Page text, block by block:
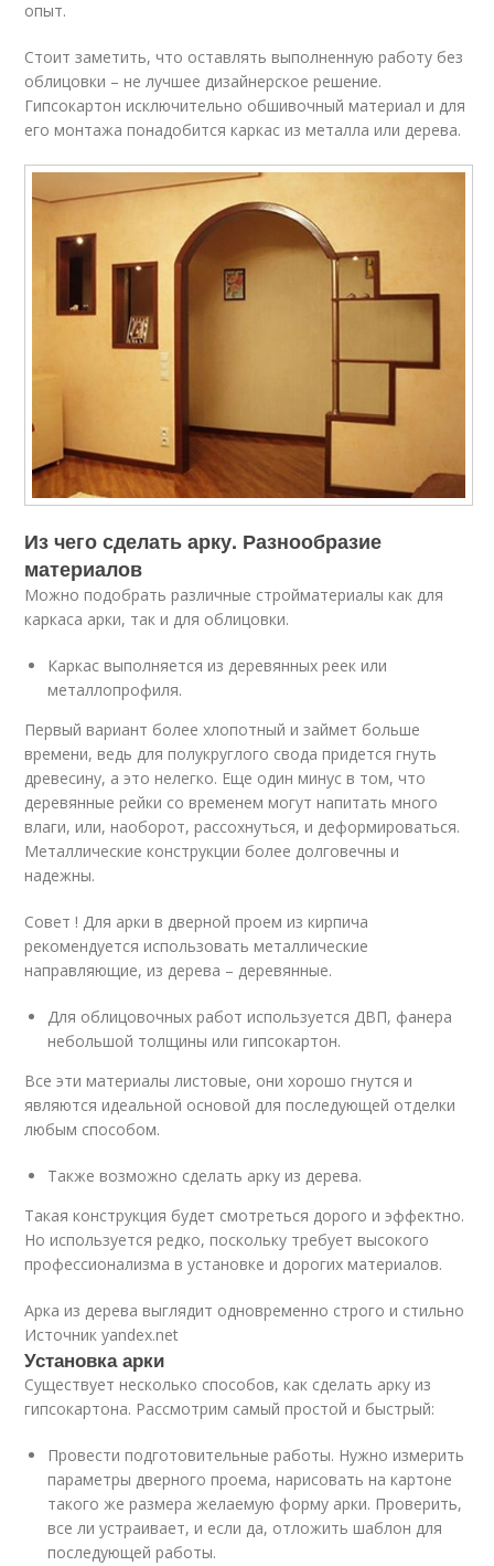
опыт.
Стоит заметить, что оставлять выполненную работу без
облицовки – не лучшее дизайнерское решение.
Гипсокартон исключительно обшивочный материал и для
его монтажа понадобится каркас из металла или дерева.
Из чего сделать арку. Разнообразие
материалов
Можно подобрать различные стройматериалы как для
каркаса арки, так и для облицовки.
Каркас выполняется из деревянных реек или
металлопрофиля.
Первый вариант более хлопотный и займет больше
времени, ведь для полукруглого свода придется гнуть
древесину, а это нелегко. Еще один минус в том, что
деревянные рейки со временем могут напитать много
влаги, или, наоборот, рассохнуться, и деформироваться.
Металлические конструкции более долговечны и
надежны.
Совет ! Для арки в дверной проем из кирпича
рекомендуется использовать металлические
направляющие, из дерева – деревянные.
Для облицовочных работ используется ДВП, фанера
небольшой толщины или гипсокартон.
Все эти материалы листовые, они хорошо гнутся и
являются идеальной основой для последующей отделки
любым способом.
Также возможно сделать арку из дерева.
Такая конструкция будет смотреться дорого и эффектно.
Но используется редко, поскольку требует высокого
профессионализма в установке и дорогих материалов.
Арка из дерева выглядит одновременно строго и стильно
Источник yandex.net
Установка арки
Существует несколько способов, как сделать арку из
гипсокартона. Рассмотрим самый простой и быстрый:
Провести подготовительные работы. Нужно измерить
параметры дверного проема, нарисовать на картоне
такого же размера желаемую форму арки. Проверить,
все ли устраивает, и если да, отложить шаблон для
последующей работы.